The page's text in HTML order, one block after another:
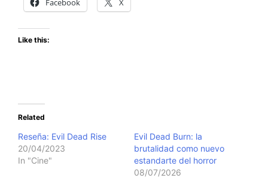
Facebook X
Like this:
Related
Reseña: Evil Dead Rise
20/04/2023
In "Cine"
Evil Dead Burn: la
brutalidad como nuevo
estandarte del horror
08/07/2026